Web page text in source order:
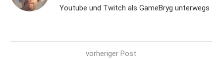
Youtube und Twitch als GameBryg unterwegs
vorheriger Post